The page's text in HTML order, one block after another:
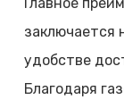
Главное
заключается
удобстве
Благодаря